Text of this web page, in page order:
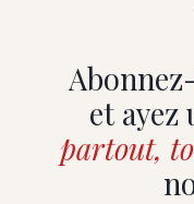
et ayez
partout,